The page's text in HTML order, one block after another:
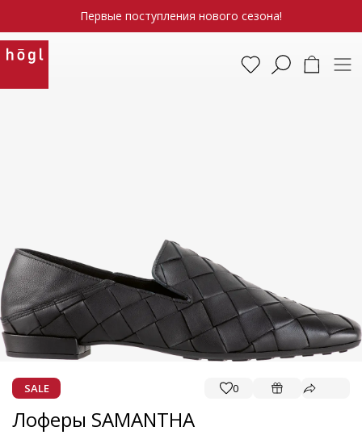
Первые поступления нового сезона!
SALE 0
Лоферы SAMANTHA